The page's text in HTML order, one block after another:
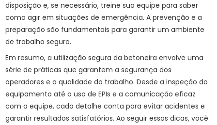
disposição e, se necessário, treine sua equipe para saber
como agir em situações de emergência. A prevenção e a
preparação são fundamentais para garantir um ambiente
de trabalho seguro.
Em resumo, a utilização segura da betoneira envolve uma
série de práticas que garantem a segurança dos
operadores e a qualidade do trabalho. Desde a inspeção do
equipamento até o uso de EPIs e a comunicação eficaz
com a equipe, cada detalhe conta para evitar acidentes e
garantir resultados satisfatórios. Ao seguir essas dicas, você